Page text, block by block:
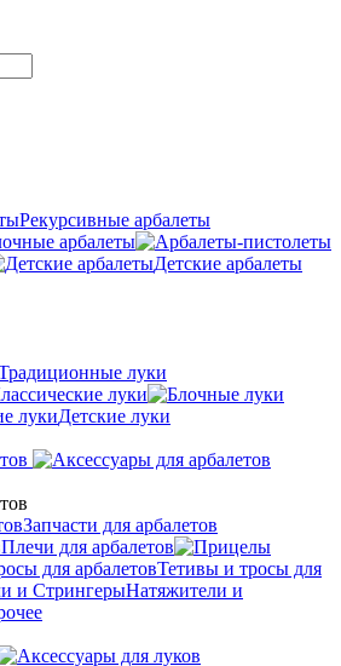
Рекурсивные арбалеты
арбалеты
Детские арбалеты
луки
луки
Детские луки
Запчасти для арбалетов
Плечи для арбалетов
Тетивы и тросы для
Натяжители и